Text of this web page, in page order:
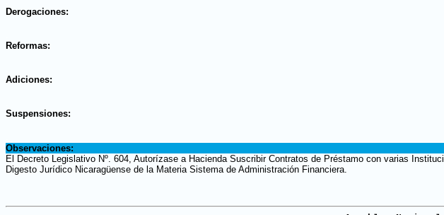
Derogaciones:
Reformas:
Adiciones:
Suspensiones:
Observaciones:
El Decreto Legislativo Nº. 604, Autorízase a Hacienda Suscribir Contratos de Préstamo con varias
Digesto Jurídico Nicaragüense de la Materia Sistema de Administración Financiera.